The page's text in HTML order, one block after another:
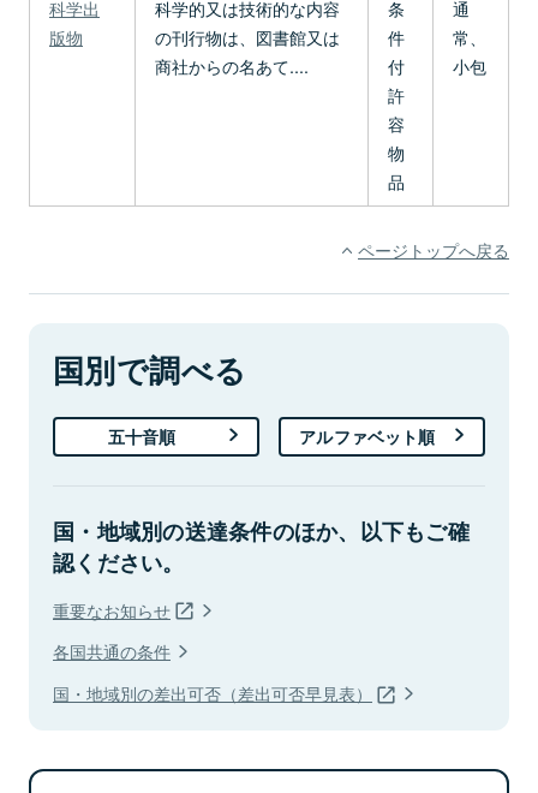
科学出
版物
科学的又は技術的な内容
の刊行物は、図書館又は
商社からの名あて....
条
件
付
許
容
物
品
通
常、
小包
ページトップへ戻る
国別で調べる
五十音順 アルファベット順
国・地域別の送達条件のほか、以下もご確
認ください。
重要なお知らせ
各国共通の条件
国・地域別の差出可否（差出可否早見表）